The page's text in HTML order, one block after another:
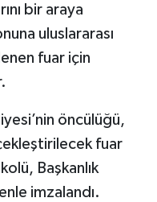
bir araya
uluslararası
fuar için
öncülüğü,
fuar
Başkanlık
imzalandı.